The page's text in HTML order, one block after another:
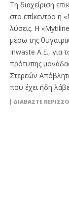
Τη διαχείριση
στο επίκεντρο η
λύσεις. Η
μέσω της
Inwaste Α.Ε., για
πρότυπης
Στερεών
που έχει ήδη
ΔΙΑΒΆΣΤΕ